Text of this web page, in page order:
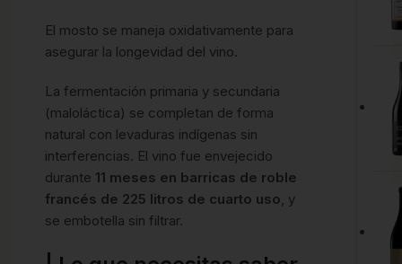
El mosto se maneja oxidativamente para
asegurar la longevidad del vino.
La fermentación primaria y secundaria
(maloláctica) se completan de forma
natural con levaduras indígenas sin
interferencias. El vino fue envejecido
durante 11 meses en barricas de roble
francés de 225 litros de cuarto uso, y
se embotella sin filtrar.